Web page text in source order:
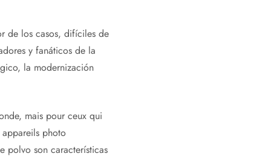
de los casos, difíciles de
y fanáticos de la
la modernización
mais pour ceux qui
photo
polvo son características